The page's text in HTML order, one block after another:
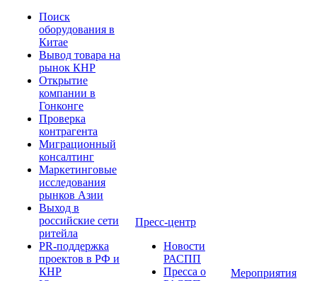
Поиск
оборудования в
Китае
Вывод товара на
рынок КНР
Открытие
компании в
Гонконге
Проверка
контрагента
Миграционный
консалтинг
Маркетинговые
исследования
рынков Азии
Выход в
российские сети
ритейла
PR-поддержка
проектов в РФ и
КНР
Пресс-центр
Новости
РАСПП
Пресса о
Мероприятия